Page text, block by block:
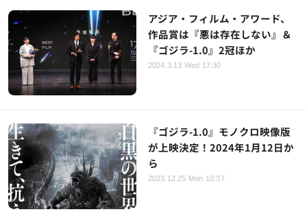
アジア・フィルム・アワード、
作品賞は『悪は存在しない』＆
『ゴジラ-1.0』2冠ほか
2024.3.13 Wed 17:30
『ゴジラ-1.0』モノクロ映像版
が上映決定！2024年1月12日か
ら
2023.12.25 Mon 10:37